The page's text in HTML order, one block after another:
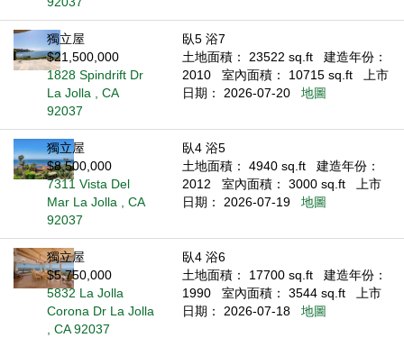
獨立屋
$21,500,000
1828 Spindrift Dr
La Jolla , CA
92037
臥5 浴7
土地面積： 23522 sq.ft
建造年份：
2010
室內面積： 10715 sq.ft
上市
日期： 2026-07-20
地圖
獨立屋
$8,500,000
7311 Vista Del
Mar La Jolla , CA
92037
臥4 浴5
土地面積： 4940 sq.ft
建造年份：
2012
室內面積： 3000 sq.ft
上市
日期： 2026-07-19
地圖
獨立屋
$5,750,000
5832 La Jolla
Corona Dr La Jolla
, CA 92037
臥4 浴6
土地面積： 17700 sq.ft
建造年份：
1990
室內面積： 3544 sq.ft
上市
日期： 2026-07-18
地圖